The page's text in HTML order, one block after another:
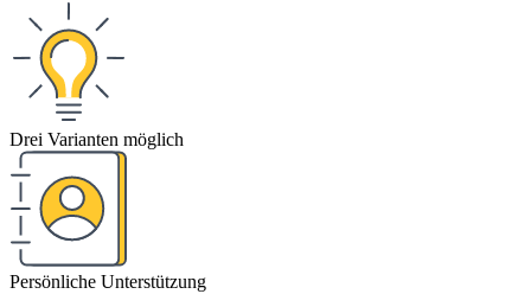
Drei Varianten möglich
Persönliche Unterstützung